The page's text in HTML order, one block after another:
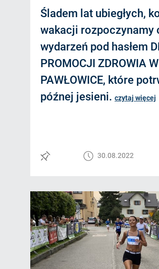
Śladem lat ubiegłych,
wakacji rozpoczynamy
wydarzeń pod hasłem
PROMOCJI ZDROWIA
PAWŁOWICE, które
późnej jesieni. czytaj więcej
30.08.2022